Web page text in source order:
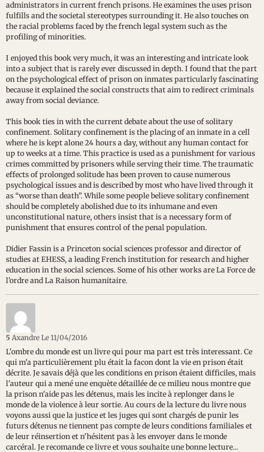
administrators in current french prisons. He examines the uses prison
fulfills and the societal stereotypes surrounding it. He also touches on
the racial problems faced by the french legal system such as the
profiling of minorities.
I enjoyed this book very much, it was an interesting and intricate look
into a subject that is rarely ever discussed in depth. I found that the part
on the psychological effect of prison on inmates particularly fascinating
because it explained the social constructs that aim to redirect criminals
away from social deviance.
This book ties in with the current debate about the use of solitary
confinement. Solitary confinement is the placing of an inmate in a cell
where he is kept alone 24 hours a day, without any human contact for
up to weeks at a time. This practice is used as a punishment for various
crimes committed by prisoners while serving their time. The traumatic
effects of prolonged solitude has been proven to cause numerous
psychological issues and is described by most who have lived through it
as “worse than death”. While some people believe solitary confinement
should be completely abolished due to its inhumane and even
unconstitutional nature, others insist that is a necessary form of
punishment that ensures control of the penal population.
Didier Fassin is a Princeton social sciences professor and director of
studies at EHESS, a leading French institution for research and higher
education in the social sciences. Some of his other works are La Force de
l’ordre and La Raison humanitaire.
5 Axandre Le 11/04/2016
L'ombre du monde est un livre qui pour ma part est très interessant. Ce
qui m'a particulièrement plu était la facon dont la vie en prison était
décrite. Je savais déjà que les conditions en prison étaient difficiles, mais
l'auteur qui a mené une enquète détaillée de ce milieu nous montre que
la prison n'aide pas les détenus, mais les incite à replonger dans le
monde de la violence à leur sortie. Au cours de la lecture du livre nous
voyons aussi que la justice et les juges qui sont chargés de punir les
futurs détenus ne tiennent pas compte de leurs conditions familiales et
de leur réinsertion et n'hésitent pas à les envoyer dans le monde
carcéral. Je recomande ce livre et vous souhaite une bonne lecture...